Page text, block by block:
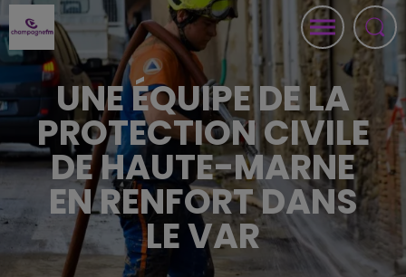
UNE ÉQUIPE DE LA
PROTECTION CIVILE
DE HAUTE-MARNE
EN RENFORT DANS
LE VAR